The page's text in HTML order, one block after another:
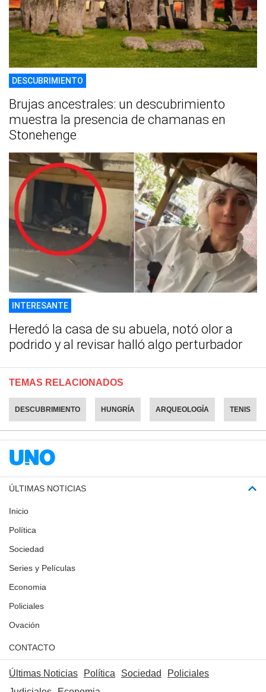
DESCUBRIMIENTO
Brujas ancestrales: un descubrimiento
muestra la presencia de chamanas en
Stonehenge
INTERESANTE
Heredó la casa de su abuela, notó olor a
podrido y al revisar halló algo perturbador
TEMAS RELACIONADOS
DESCUBRIMIENTO HUNGRÍA ARQUEOLOGÍA TENIS
ÚLTIMAS NOTICIAS
Inicio
Política
Sociedad
Series y Películas
Economia
Policiales
Ovación
CONTACTO
Últimas Noticias Política Sociedad
Policiales